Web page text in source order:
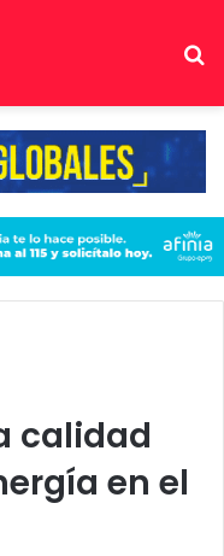
calidad
en el